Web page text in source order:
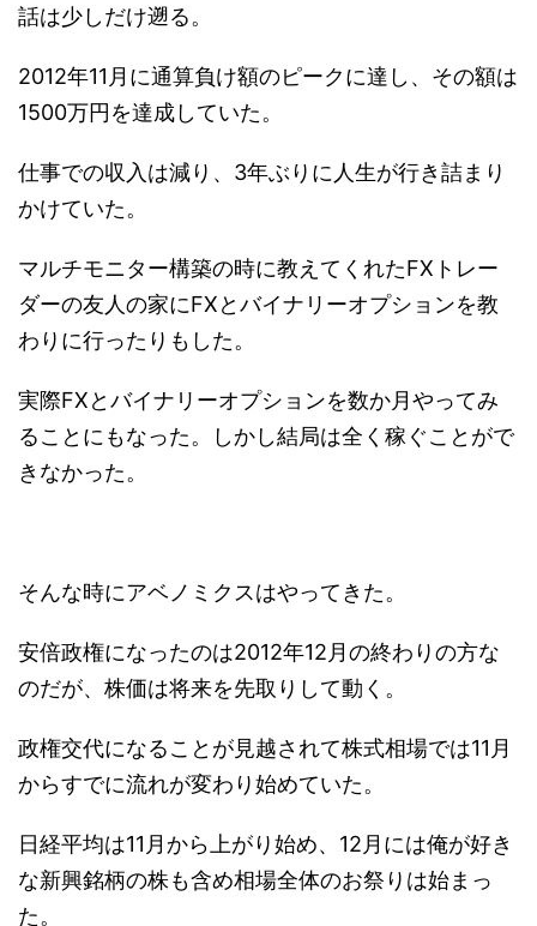
話は少しだけ遡る。
2012年11月に通算負け額のピークに達し、その額は
1500万円を達成していた。
仕事での収入は減り、3年ぶりに人生が行き詰まり
かけていた。
マルチモニター構築の時に教えてくれたFXトレー
ダーの友人の家にFXとバイナリーオプションを教
わりに行ったりもした。
実際FXとバイナリーオプションを数か月やってみ
ることにもなった。しかし結局は全く稼ぐことがで
きなかった。
そんな時にアベノミクスはやってきた。
安倍政権になったのは2012年12月の終わりの方な
のだが、株価は将来を先取りして動く。
政権交代になることが見越されて株式相場では11月
からすでに流れが変わり始めていた。
日経平均は11月から上がり始め、12月には俺が好き
な新興銘柄の株も含め相場全体のお祭りは始まっ
た。